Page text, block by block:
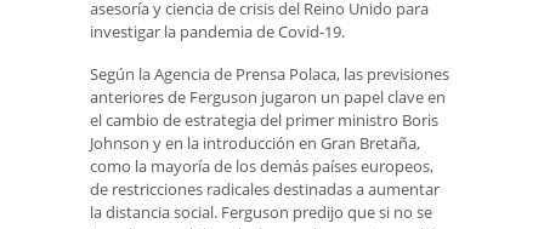
asesoría y ciencia de crisis del Reino Unido para
investigar la pandemia de Covid-19.
Según la Agencia de Prensa Polaca, las previsiones
anteriores de Ferguson jugaron un papel clave en
el cambio de estrategia del primer ministro Boris
Johnson y en la introducción en Gran Bretaña,
como la mayoría de los demás países europeos,
de restricciones radicales destinadas a aumentar
la distancia social. Ferguson predijo que si no se